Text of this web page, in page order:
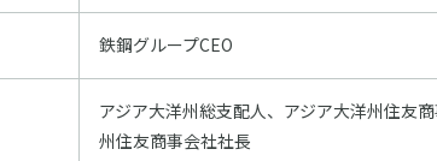
鉄鋼グループCEO
アジア大洋州総支配人、アジア大洋州住友
州住友商事会社社長